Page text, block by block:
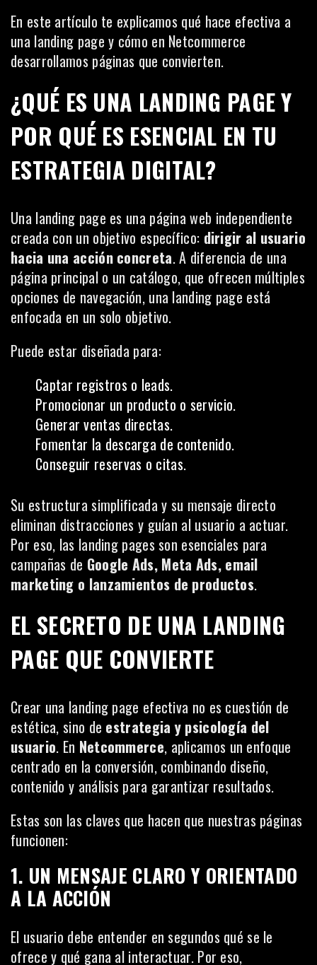
En este artículo te explicamos qué hace efectiva a
una landing page y cómo en Netcommerce
desarrollamos páginas que convierten.
¿QUÉ ES UNA LANDING PAGE Y
POR QUÉ ES ESENCIAL EN TU
ESTRATEGIA DIGITAL?
Una landing page es una página web independiente
creada con un objetivo específico: dirigir al usuario
hacia una acción concreta. A diferencia de una
página principal o un catálogo, que ofrecen múltiples
opciones de navegación, una landing page está
enfocada en un solo objetivo.
Puede estar diseñada para:
Captar registros o leads.
Promocionar un producto o servicio.
Generar ventas directas.
Fomentar la descarga de contenido.
Conseguir reservas o citas.
Su estructura simplificada y su mensaje directo
eliminan distracciones y guían al usuario a actuar.
Por eso, las landing pages son esenciales para
campañas de Google Ads, Meta Ads, email
marketing o lanzamientos de productos.
EL SECRETO DE UNA LANDING
PAGE QUE CONVIERTE
Crear una landing page efectiva no es cuestión de
estética, sino de estrategia y psicología del
usuario. En Netcommerce, aplicamos un enfoque
centrado en la conversión, combinando diseño,
contenido y análisis para garantizar resultados.
Estas son las claves que hacen que nuestras páginas
funcionen:
1. UN MENSAJE CLARO Y ORIENTADO
A LA ACCIÓN
El usuario debe entender en segundos qué se le
ofrece y qué gana al interactuar. Por eso,